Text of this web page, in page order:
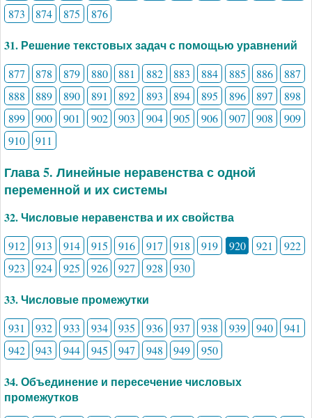
873
874 875 876
31. Решение текстовых задач с помощью уравнений
877 878 879 880 881 882 883 884 885 886
887
888
889 890 891 892 893 894 895 896 897
898
899
900 901 902 903 904 905 906 907 908
909
910
911
Глава 5. Линейные неравенства с одной
переменной и их системы
32. Числовые неравенства и их свойства
912 913 914 915 916 917 918 919 920 921
922
923
924 925 926 927 928 930
33. Числовые промежутки
931 932 933 934 935 936 937 938 939 940
941
942
943 944 945 947 948 949 950
34. Объединение и пересечение числовых
промежутков